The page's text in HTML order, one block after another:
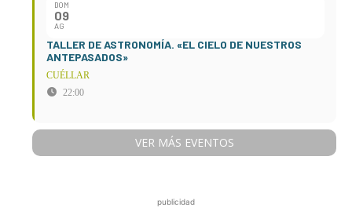
DOM
09
AG
TALLER DE ASTRONOMÍA. «EL CIELO DE NUESTROS
ANTEPASADOS»
CUÉLLAR
22:00
VER MÁS EVENTOS
publicidad